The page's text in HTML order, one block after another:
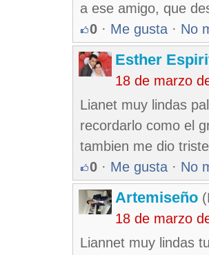
a ese amigo, que
0 · Me gusta · No
Esther
18 de marzo
Lianet muy lindas
recordarlo como el
tambien me dio
0 · Me gusta · No
Artemiseño
18 de marzo
Liannet muy lindas